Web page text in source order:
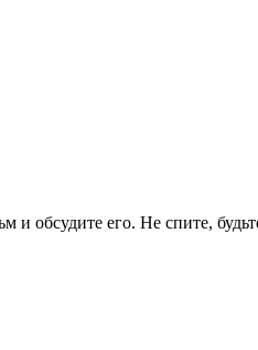
и обсудите его. Не спите,